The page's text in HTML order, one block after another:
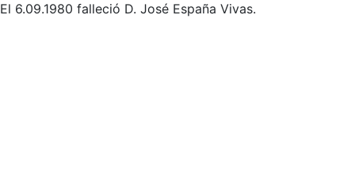
El 6.09.1980 falleció D. José España Vivas.